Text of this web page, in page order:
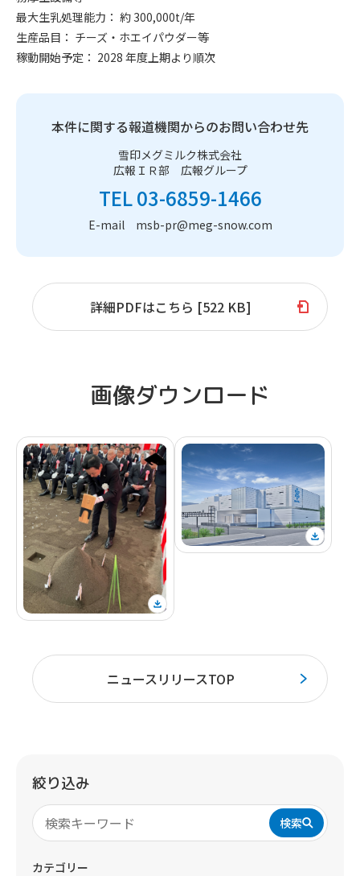
最大生乳処理能力： 約 300,000t/年
生産品目： チーズ・ホエイパウダー等
稼動開始予定： 2028 年度上期より順次
本件に関する報道機関からのお問い合わせ先
雪印メグミルク株式会社
広報ＩＲ部 広報グループ
TEL 03-6859-1466
E-mail msb-pr@meg-snow.com
詳細PDFはこちら [522 KB]
画像ダウンロード
ニュースリリースTOP
絞り込み
検索
カテゴリー